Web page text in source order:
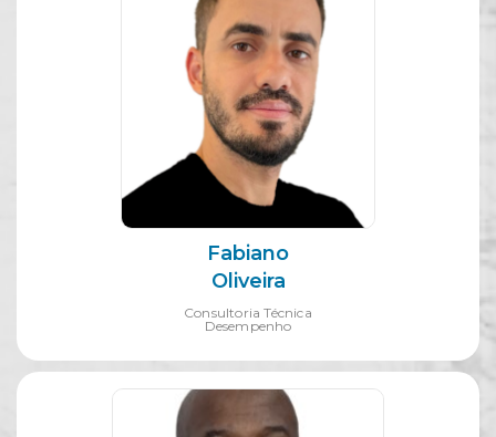
Fabiano
Oliveira
Consultoria Técnica
Desempenho